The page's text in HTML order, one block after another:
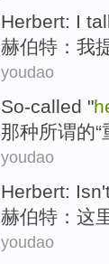
Herbert: I
赫伯特 ： 我
youdao
So-called "
那种所谓的“
youdao
Herbert:
赫伯特 ： 这
youdao